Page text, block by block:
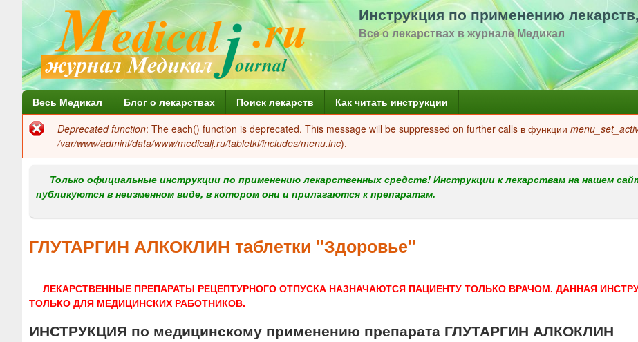
Перейти
к
содержанию
Инструкция по применению
Все о лекарствах в журнале Медикал
Г
л
н
м
н
Весь Медикал Блог о лекарствах Поиск лекарств Как читать инструкции
Сообщение
об
ошибке
Deprecated function: The each() function is deprecated. This message will be suppressed on further calls в функции
/var/www/admini/data/www/medicalj.ru/tabletki/includes/menu.inc).
Только официальные инструкции по применению лекарственных средств! Инструкции к лекарствам на нашем
публикуются в неизменном виде, в котором они и прилагаются к препаратам.
ГЛУТАРГИН АЛКОКЛИН таблетки "Здоровье"
ЛЕКАРСТВЕННЫЕ ПРЕПАРАТЫ РЕЦЕПТУРНОГО ОТПУСКА НАЗНАЧАЮТСЯ ПАЦИЕНТУ ТОЛЬКО ВРАЧОМ. ДАННАЯ
ТОЛЬКО ДЛЯ МЕДИЦИНСКИХ РАБОТНИКОВ.
ИНСТРУКЦИЯ по медицинскому применению препарата ГЛУТАРГИН АЛКОКЛИН